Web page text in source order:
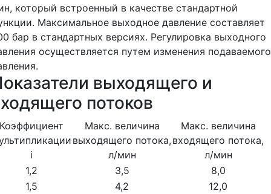
который встроенный в качестве стандартной
Максимальное выходное давление составляет
бар в стандартных версиях. Регулировка выходного
осуществляется путем изменения подаваемого
выходящего и
потоков
Коэффициент
i
Макс. величина
выходящего потока,
л/мин
Макс. величина
входящего потока,
л/мин
1,2
3,5
8,0
1,5
4,2
12,0